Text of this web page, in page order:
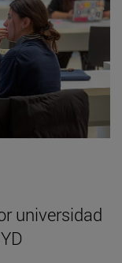
universidad